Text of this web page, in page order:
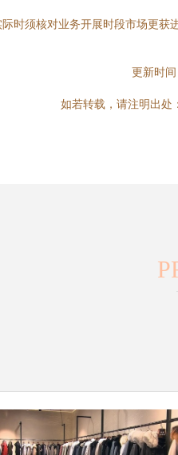
时须核对业务开展时段市场更
更新时
如若转载，请注明出处